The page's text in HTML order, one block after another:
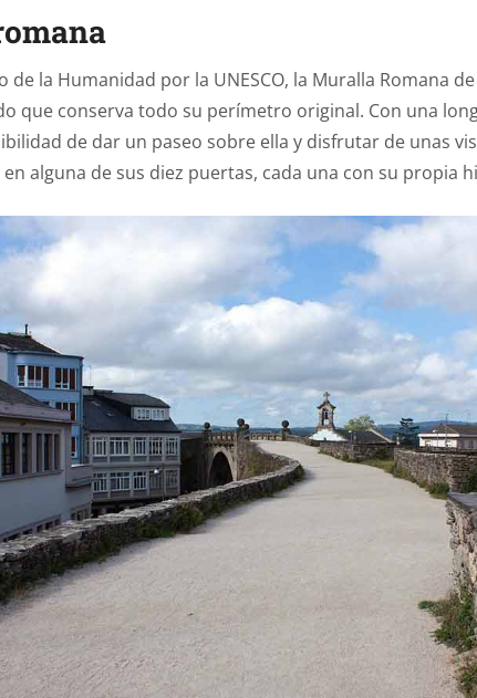
de la Humanidad por la UNESCO, la Muralla Romana
que conserva todo su perímetro original. Con una
de dar un paseo sobre ella y disfrutar de unas
alguna de sus diez puertas, cada una con su propia